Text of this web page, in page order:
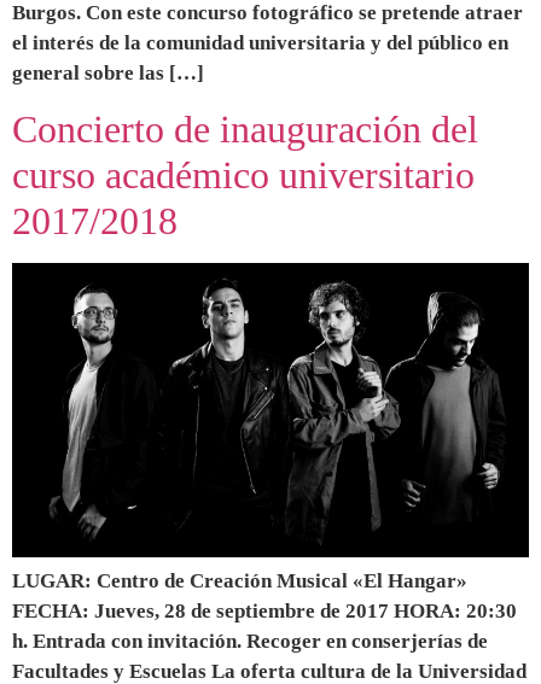
Burgos. Con este concurso fotográfico se pretende atraer
el interés de la comunidad universitaria y del público en
general sobre las […]
Concierto de inauguración del
curso académico universitario
2017/2018
LUGAR: Centro de Creación Musical «El Hangar»
FECHA: Jueves, 28 de septiembre de 2017 HORA: 20:30
h. Entrada con invitación. Recoger en conserjerías de
Facultades y Escuelas La oferta cultura de la Universidad